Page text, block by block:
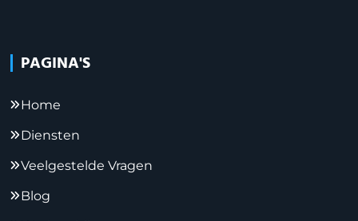
PAGINA'S
Home
Diensten
Veelgestelde Vragen
Blog